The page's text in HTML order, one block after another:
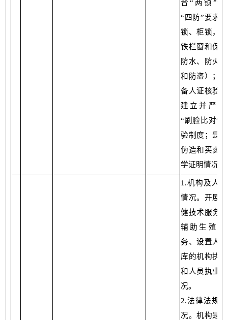
合“两锁”“
“四防”要求
锁、柜锁，
铁栏窗和保
防水、防火
和防盗）；
备人证核验
建立并严格
“刷脸比对”
验制度；是
伪造和买卖
学证明情况”
1.机构及人
情况。开展
健技术服务
辅助生殖技
务、设置人
库的机构执
和人员执业
况。
2.法律法规
况。机构是